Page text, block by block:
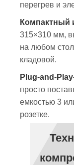
перегрев и
Компактный
315×310 мм,
на любом
кладовой.
Plug-and-Play
просто
емкостью 3
розетке.